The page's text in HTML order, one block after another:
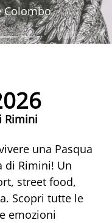
Colombo
Rimini
una Pasqua
di Rimini! Un
street food,
Scopri tutte le
emozioni